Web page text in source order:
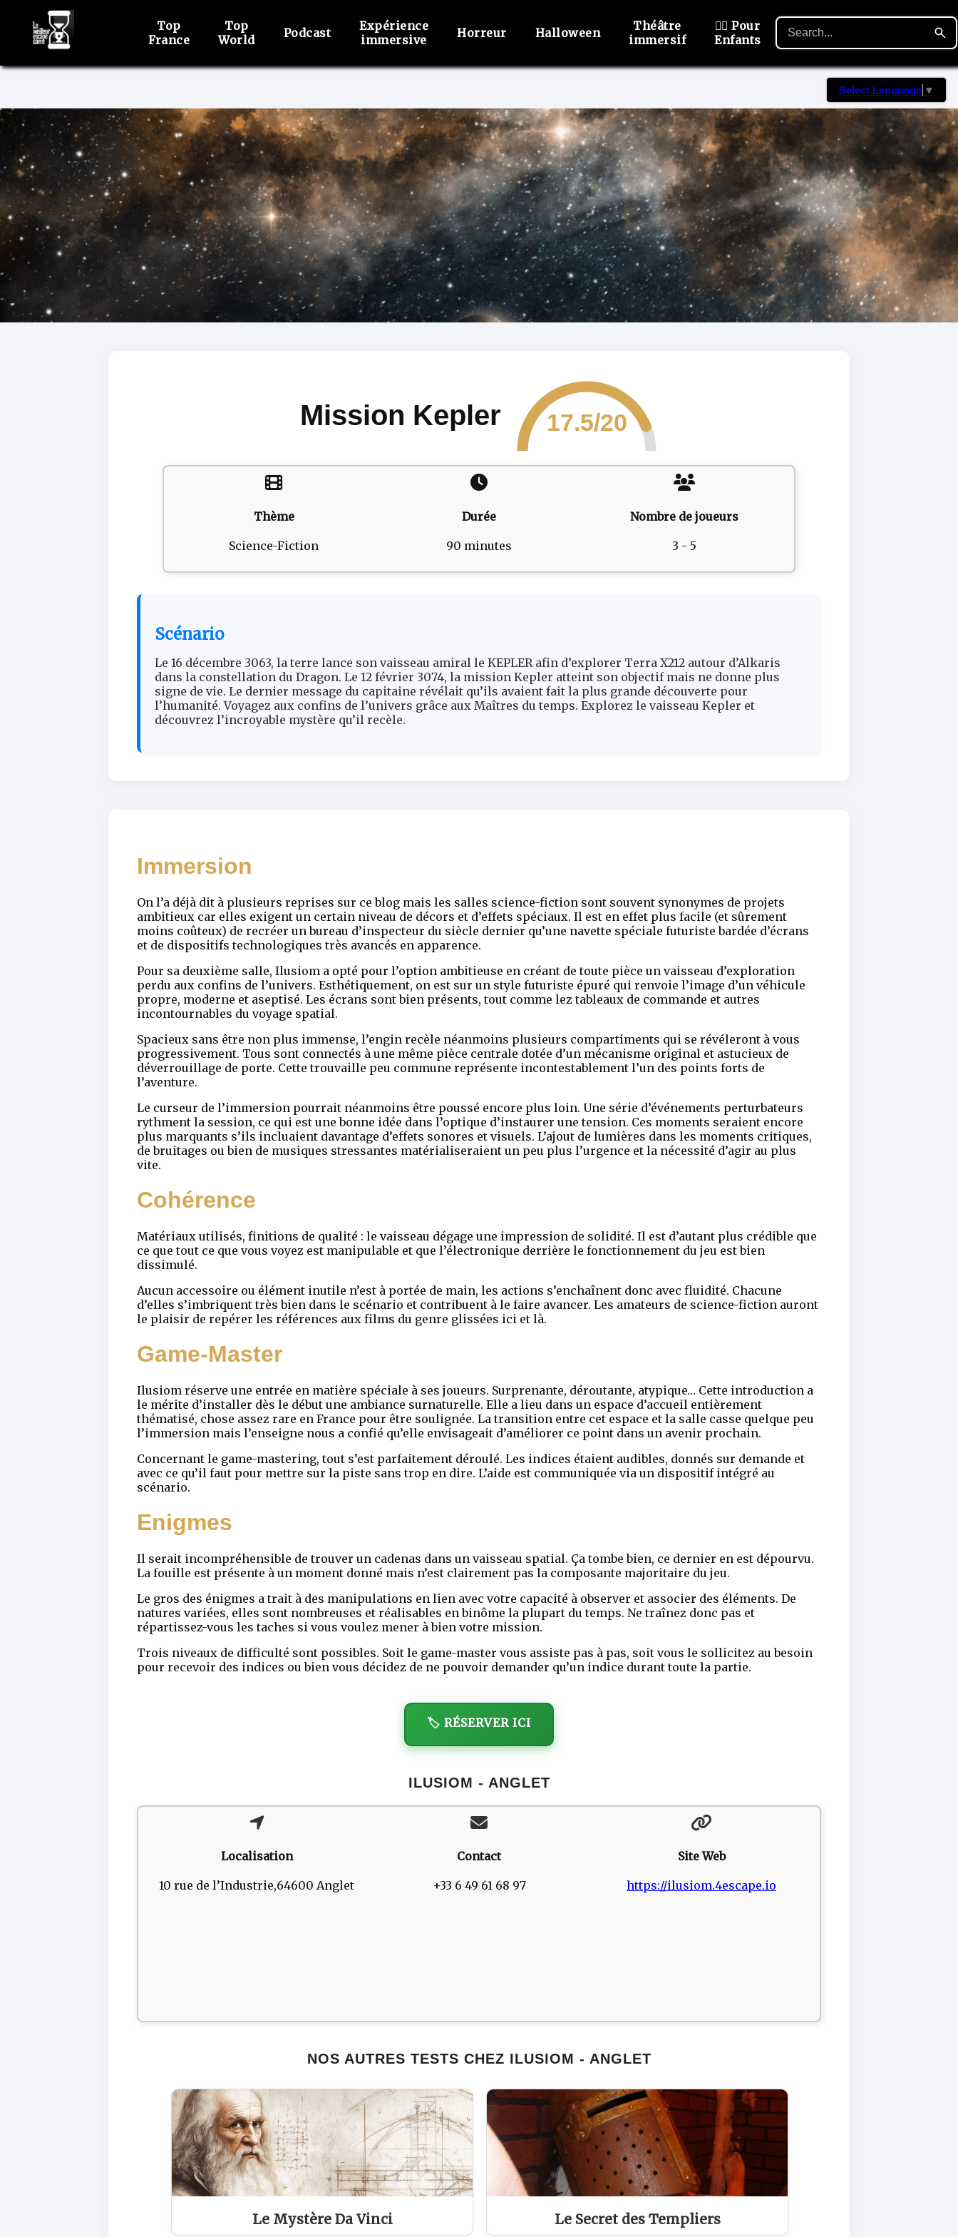
Top
France
Top
World
Podcast
Expérience
immersive
Horreur Halloween
Théâtre
immersif
🙋‍♂️ Pour
Enfants
Select Language ▼
Mission Kepler 17.5/20
Thème
Science-Fiction
Durée
90 minutes
Nombre de joueurs
3 - 5
Scénario
Le 16 décembre 3063, la terre lance son vaisseau amiral le KEPLER afin d’explorer Terra X212 autour d’Alkaris
dans la constellation du Dragon. Le 12 février 3074, la mission Kepler atteint son objectif mais ne donne plus
signe de vie. Le dernier message du capitaine révélait qu’ils avaient fait la plus grande découverte pour
l’humanité. Voyagez aux confins de l’univers grâce aux Maîtres du temps. Explorez le vaisseau Kepler et
découvrez l’incroyable mystère qu’il recèle.
Immersion
On l’a déjà dit à plusieurs reprises sur ce blog mais les salles science-fiction sont souvent synonymes de projets
ambitieux car elles exigent un certain niveau de décors et d’effets spéciaux. Il est en effet plus facile (et sûrement
moins coûteux) de recréer un bureau d’inspecteur du siècle dernier qu’une navette spéciale futuriste bardée d’écrans
et de dispositifs technologiques très avancés en apparence.
Pour sa deuxième salle, Ilusiom a opté pour l’option ambitieuse en créant de toute pièce un vaisseau d’exploration
perdu aux confins de l’univers. Esthétiquement, on est sur un style futuriste épuré qui renvoie l’image d’un véhicule
propre, moderne et aseptisé. Les écrans sont bien présents, tout comme lez tableaux de commande et autres
incontournables du voyage spatial.
Spacieux sans être non plus immense, l’engin recèle néanmoins plusieurs compartiments qui se révéleront à vous
progressivement. Tous sont connectés à une même pièce centrale dotée d’un mécanisme original et astucieux de
déverrouillage de porte. Cette trouvaille peu commune représente incontestablement l’un des points forts de
l’aventure.
Le curseur de l’immersion pourrait néanmoins être poussé encore plus loin. Une série d’événements perturbateurs
rythment la session, ce qui est une bonne idée dans l’optique d’instaurer une tension. Ces moments seraient encore
plus marquants s’ils incluaient davantage d’effets sonores et visuels. L’ajout de lumières dans les moments critiques,
de bruitages ou bien de musiques stressantes matérialiseraient un peu plus l’urgence et la nécessité d’agir au plus
vite.
Cohérence
Matériaux utilisés, finitions de qualité : le vaisseau dégage une impression de solidité. Il est d’autant plus crédible que
ce que tout ce que vous voyez est manipulable et que l’électronique derrière le fonctionnement du jeu est bien
dissimulé.
Aucun accessoire ou élément inutile n’est à portée de main, les actions s’enchaînent donc avec fluidité. Chacune
d’elles s’imbriquent très bien dans le scénario et contribuent à le faire avancer. Les amateurs de science-fiction auront
le plaisir de repérer les références aux films du genre glissées ici et là.
Game-Master
Ilusiom réserve une entrée en matière spéciale à ses joueurs. Surprenante, déroutante, atypique… Cette introduction a
le mérite d’installer dès le début une ambiance surnaturelle. Elle a lieu dans un espace d’accueil entièrement
thématisé, chose assez rare en France pour être soulignée. La transition entre cet espace et la salle casse quelque peu
l’immersion mais l’enseigne nous a confié qu’elle envisageait d’améliorer ce point dans un avenir prochain.
Concernant le game-mastering, tout s’est parfaitement déroulé. Les indices étaient audibles, donnés sur demande et
avec ce qu’il faut pour mettre sur la piste sans trop en dire. L’aide est communiquée via un dispositif intégré au
scénario.
Enigmes
Il serait incompréhensible de trouver un cadenas dans un vaisseau spatial. Ça tombe bien, ce dernier en est dépourvu.
La fouille est présente à un moment donné mais n’est clairement pas la composante majoritaire du jeu.
Le gros des énigmes a trait à des manipulations en lien avec votre capacité à observer et associer des éléments. De
natures variées, elles sont nombreuses et réalisables en binôme la plupart du temps. Ne traînez donc pas et
répartissez-vous les taches si vous voulez mener à bien votre mission.
Trois niveaux de difficulté sont possibles. Soit le game-master vous assiste pas à pas, soit vous le sollicitez au besoin
pour recevoir des indices ou bien vous décidez de ne pouvoir demander qu’un indice durant toute la partie.
🏷️ RÉSERVER ICI
ILUSIOM - ANGLET
Localisation
10 rue de l’Industrie,64600 Anglet
Contact
+33 6 49 61 68 97
Site Web
https://ilusiom.4escape.io
NOS AUTRES TESTS CHEZ ILUSIOM - ANGLET
Le Mystère Da Vinci Le Secret des Templiers